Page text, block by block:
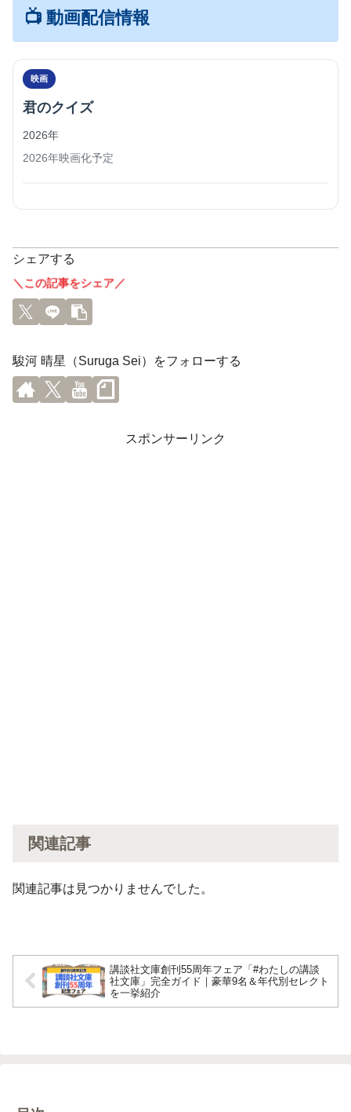
📺 動画配信情報
映画
君のクイズ
2026年
2026年映画化予定
シェアする
＼この記事をシェア／
駿河 晴星（Suruga Sei）をフォローする
スポンサーリンク
関連記事
関連記事は見つかりませんでした。
講談社文庫創刊55周年フェア「#わたしの講談
社文庫」完全ガイド｜豪華9名＆年代別セレクト
を一挙紹介